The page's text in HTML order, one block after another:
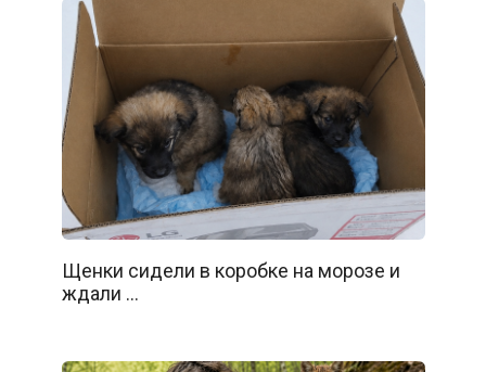
Щенки сидели в коробке на морозе и
ждали …